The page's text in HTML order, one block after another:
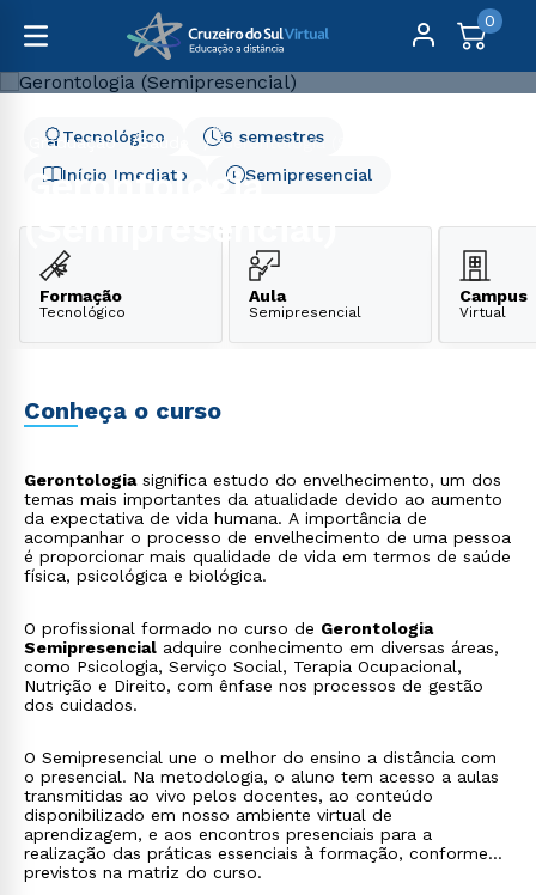
0
Graduação Saúde Gerontologia (Semipresencial)
Gerontologia
(Semipresencial)
Início Imediato
6 semestres
Tecnológico
Semipresencial
Formação
Tecnológico
Aula
Semipresencial
Campus
Virtual
Conheça o curso
Gerontologiasignifica estudo do envelhecimento, um dos
temas mais importantes da atualidade devido ao aumento
da expectativa de vida humana. A importância de
acompanhar o processo de envelhecimento de uma pessoa
é proporcionar mais qualidade de vida em termos de saúde
física, psicológica e biológica.
O profissional formado no curso de Gerontologia
Semipresencial adquire conhecimento em diversas áreas,
como Psicologia, Serviço Social, Terapia Ocupacional,
Nutrição e Direito, com ênfase nos processos de gestão
dos cuidados.
O Semipresencial une o melhor do ensino a distância com
o presencial. Na metodologia, o aluno tem acesso a aulas
transmitidas ao vivo pelos docentes, ao conteúdo
disponibilizado em nosso ambiente virtual de
aprendizagem, e aos encontros presenciais para a
realização das práticas essenciais à formação, conforme
previstos na matriz do curso.